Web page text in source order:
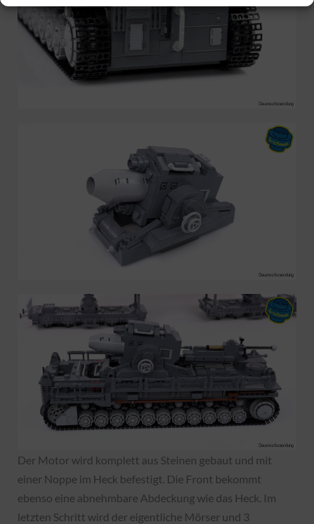
Der Motor wird komplett aus Steinen gebaut und mit
einer Noppe im Heck befestigt. Die Front bekommt
ebenso eine abnehmbare Abdeckung wie das Heck. Im
letzten Schritt wird der eigentliche Mörser und 3